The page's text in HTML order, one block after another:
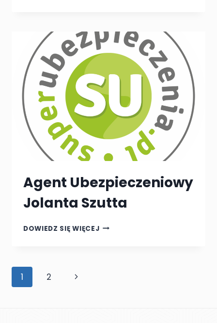
GAZOWNI
29
Agent Ubezpieczeniowy
Jolanta Szutta
DOWIEDZ SIĘ WIĘCEJAGENT
Nawigacja
1 2
Następna